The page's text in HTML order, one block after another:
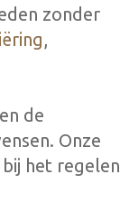
zonder
,
de
Onze
het regelen